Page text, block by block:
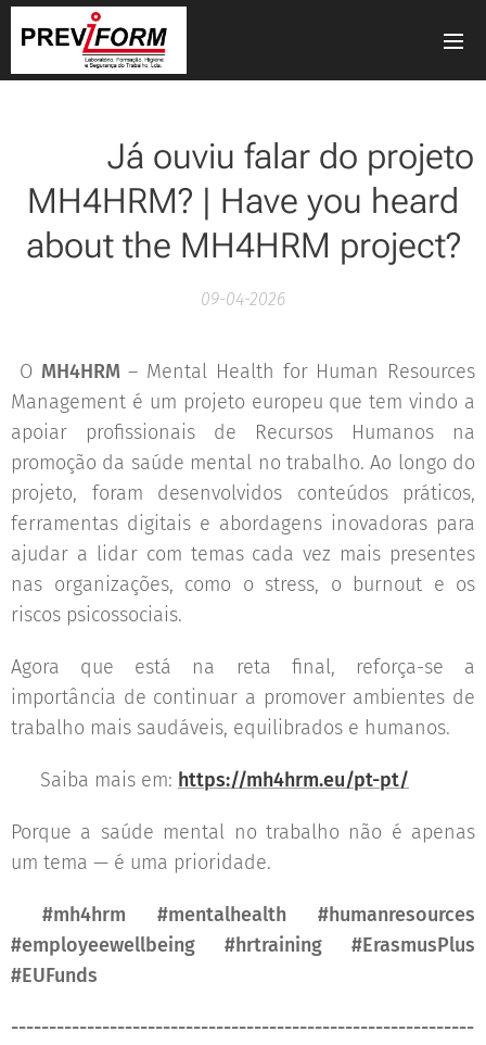
🧠💼 Já ouviu falar do projeto
MH4HRM? | Have you heard
about the MH4HRM project?
09-04-2026
O MH4HRM– Mental Health for Human Resources
Management é um projeto europeu que tem vindo a
apoiar profissionais de Recursos Humanos na
promoção da saúde mental no trabalho. Ao longo do
projeto, foram desenvolvidos conteúdos práticos,
ferramentas digitais e abordagens inovadoras para
ajudar a lidar com temas cada vez mais presentes
nas organizações, como o stress, o burnout e os
riscos psicossociais.
Agora que está na reta final, reforça-se a
importância de continuar a promover ambientes de
trabalho mais saudáveis, equilibrados e humanos.
👉 Saiba mais em: https://mh4hrm.eu/pt-pt/
Porque a saúde mental no trabalho não é apenas
um tema — é uma prioridade. 🌱
#mh4hrm #mentalhealth #humanresources
#employeewellbeing #hrtraining #ErasmusPlus
#EUFunds
-------------------------------------------------------------